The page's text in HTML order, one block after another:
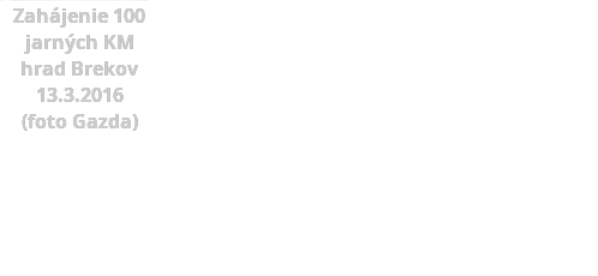
Zahájenie 100
jarných KM
hrad Brekov
13.3.2016
(foto Gazda)